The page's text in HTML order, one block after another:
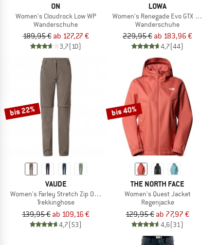
ON
Women's Cloudrock Low WP
Wanderschuhe
189,95 € ab 127,27 €
3,7(10)
LOWA
Women's Renegade Evo GTX Mid
Wanderschuhe
229,95 € ab 183,96 €
4,7(44)
bis 22%
VAUDE
Women's Farley Stretch Zip Off T-Zip Pants II
Trekkinghose
139,95 € ab 109,16 €
4,7(53)
bis 40%
THE NORTH FACE
Women's Quest Jacket
Regenjacke
129,95 € ab 77,97 €
4,6(31)